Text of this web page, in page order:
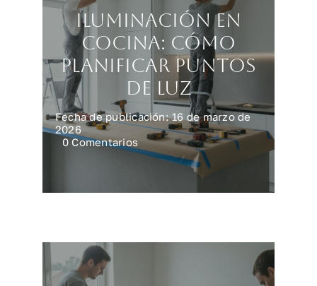
Iluminación en
cocina: cómo
planificar puntos
de luz
Fecha de publicación: 16 de marzo de
2026
0 Comentarioson
Iluminación
cómo
luz